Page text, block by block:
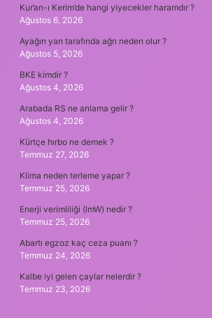
Kur’an-ı Kerim’de hangi yiyecekler haramdır ?
Ağustos 6, 2026
Ayağın yan tarafında ağrı neden olur ?
Ağustos 5, 2026
BKE kimdir ?
Ağustos 4, 2026
Arabada RS ne anlama gelir ?
Ağustos 4, 2026
Kürtçe hırbo ne demek ?
Temmuz 27, 2026
Klima neden terleme yapar ?
Temmuz 25, 2026
Enerji verimliliği (lmW) nedir ?
Temmuz 25, 2026
Abartı egzoz kaç ceza puanı ?
Temmuz 24, 2026
Kalbe iyi gelen çaylar nelerdir ?
Temmuz 23, 2026